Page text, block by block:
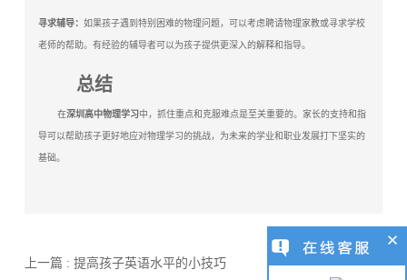
寻求辅导：如果孩子遇到特别困难的物理问题，可以考虑聘请物理家教或寻求学校
老师的帮助。有经验的辅导者可以为孩子提供更深入的解释和指导。
总结
在深圳高中物理学习中，抓住重点和克服难点是至关重要的。家长的支持和指
导可以帮助孩子更好地应对物理学习的挑战，为未来的学业和职业发展打下坚实的
基础。
上一篇 : 提高孩子英语水平的小技巧